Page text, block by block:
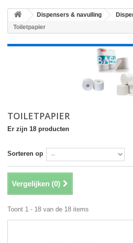
Dispensers & navulling
Toiletpapier
TOILETPAPIER
Er zijn 18 producten
Sorteren op
Vergelijken (0)
Toont 1 - 18 van de 18 items